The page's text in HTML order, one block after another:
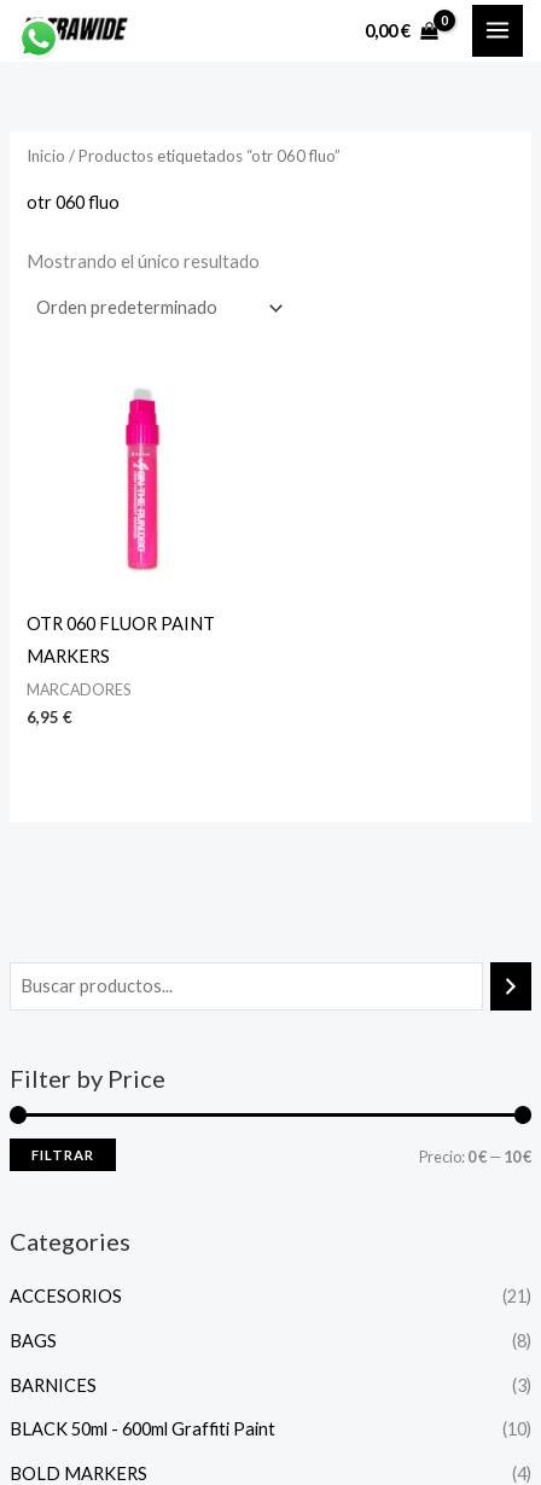
0,00€
Filter by Price
FILTRAR Precio:0 €—10 €
Categories
ACCESORIOS (21)
BAGS (8)
BARNICES (3)
BLACK 50ml - 600ml Graffiti Paint (10)
BOLD MARKERS (4)
Inicio / Productos etiquetados “otr 060 fluo”
otr 060 fluo
Mostrando el único resultado
OTR 060 FLUOR PAINT
MARKERS
MARCADORES
6,95€